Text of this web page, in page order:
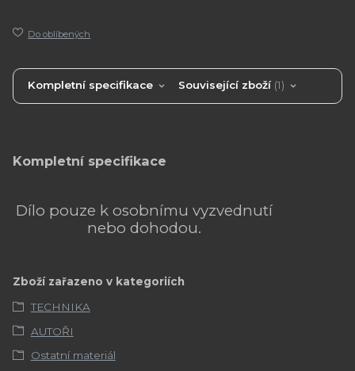
Do oblíbených
Kompletní specifikace Související zboží 1
Kompletní specifikace
Dílo pouze k osobnímu vyzvednutí
nebo dohodou.
Zboží zařazeno v kategoriích
TECHNIKA
AUTOŘI
Ostatní materiál